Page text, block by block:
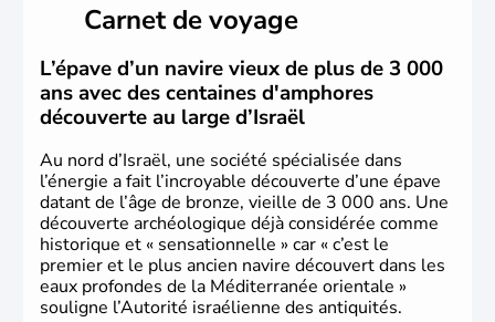
vrai essor économique dans le domaine des nouvelles
Carnet de voyage
L’épave d’un navire vieux de plus de 3 000
ans avec des centaines d'amphores
découverte au large d’Israël
Au nord d’Israël, une société spécialisée dans
l’énergie a fait l’incroyable découverte d’une épave
datant de l’âge de bronze, vieille de 3 000 ans. Une
découverte archéologique déjà considérée comme
historique et « sensationnelle » car « c’est le
premier et le plus ancien navire découvert dans les
eaux profondes de la Méditerranée orientale »
souligne l’Autorité israélienne des antiquités.